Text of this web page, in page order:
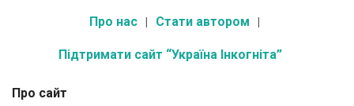
Про нас Стати автором
Підтримати сайт “Україна Інкогніта”
Про сайт